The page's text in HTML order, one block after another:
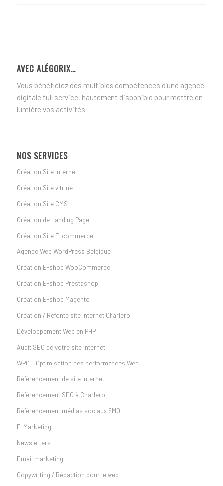
AVEC ALÉGORIX…
Vous bénéficiez des multiples compétences d’une agence
digitale full service, hautement disponible pour mettre en
lumière vos activités.
NOS SERVICES
Création Site Internet
Création Site vitrine
Création Site CMS
Création de Landing Page
Création Site E-commerce
Agence Web WordPress Belgique
Création E-shop WooCommerce
Création E-shop Prestashop
Création E-shop Magento
Création / Refonte site internet Charleroi
Développement Web en PHP
Audit SEO de votre site internet
WPO – Optimisation des performances Web
Référencement de site internet
Référencement SEO à Charleroi
Référencement médias sociaux SMO
E-Marketing
Newsletters
Email marketing
Copywriting / Rédaction pour le web